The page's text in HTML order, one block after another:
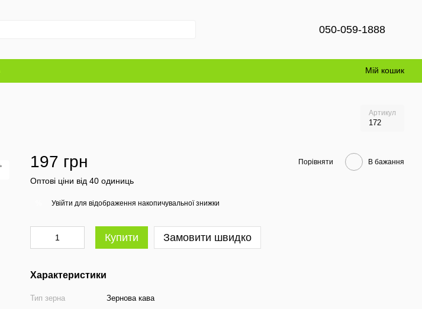
050-059-1888
Мій кошик
Артикул
172
197 грн Порівняти В бажання
Оптові ціни від 40 одиниць
Увійти для відображення накопичувальної знижки
Купити Замовити швидко
Характеристики
Тип зерна
Зернова кава